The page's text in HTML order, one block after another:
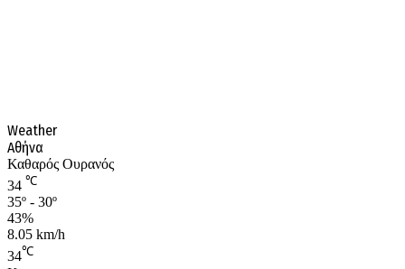
Weather
Αθήνα
Καθαρός Ουρανός
34 ℃
35º - 30º
43%
8.05 km/h
34℃